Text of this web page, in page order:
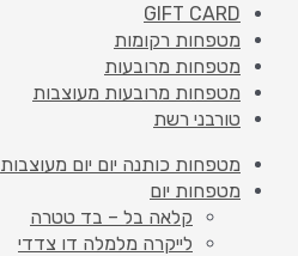
GIFT CARD
מטפחות רקומות
מטפחות מרובעות
מטפחות מרובעות מעוצבות
טורבני רשת
מטפחות כותנה יום יום מעוצבות
מטפחות יום
קלאה בל – בד טטרה
לייקרה מלמלה דו צדדי